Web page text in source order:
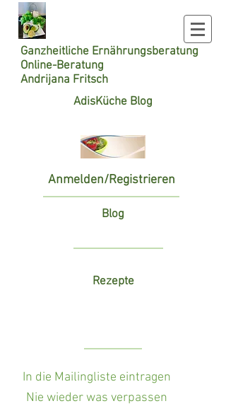
Ganzheitliche Ernährungsberatung
Online-Beratung
Andrijana Fritsch
AdisKüche Blog
Anmelden/Registrieren
Blog
Rezepte
In die Mailingliste eintragen
Nie wieder was verpassen